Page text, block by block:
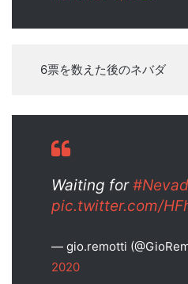
6票を数えた後のネバダ
Waiting for
pic.twitter.com/
— gio.remotti
2020